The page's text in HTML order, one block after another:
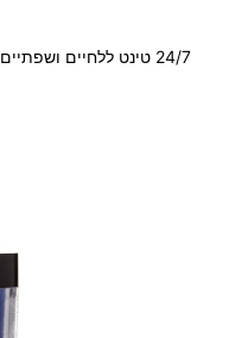
24/7 טינט ללחיים ושפתיים